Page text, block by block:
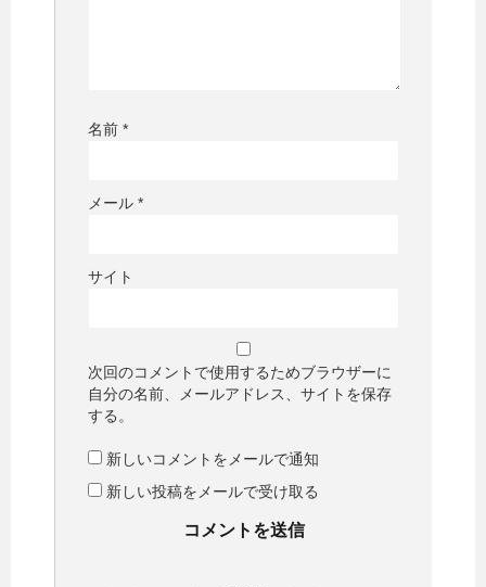
名前 *
メール *
サイト
次回のコメントで使用するためブラウザーに
自分の名前、メールアドレス、サイトを保存
する。
新しいコメントをメールで通知
新しい投稿をメールで受け取る